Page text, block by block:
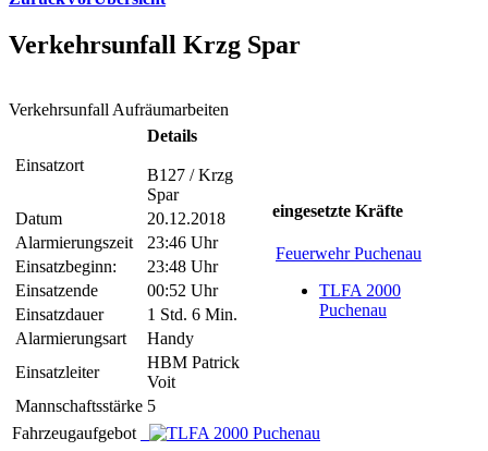
Verkehrsunfall Krzg Spar
Verkehrsunfall Aufräumarbeiten
Einsatzort
Details
B127 / Krzg
Spar
Datum
20.12.2018
Alarmierungszeit
23:46 Uhr
Einsatzbeginn:
23:48 Uhr
Einsatzende
00:52 Uhr
Einsatzdauer
1 Std. 6 Min.
Alarmierungsart
Handy
Einsatzleiter
HBM Patrick
Voit
Mannschaftsstärke 5
eingesetzte Kräfte
Feuerwehr Puchenau
TLFA 2000
Puchenau
Fahrzeugaufgebot